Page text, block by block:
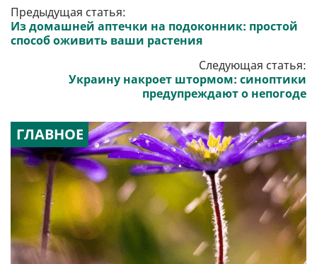
Предыдущая статья:
Из домашней аптечки на подоконник: простой
способ оживить ваши растения
Следующая статья:
Украину накроет штормом: синоптики
предупреждают о непогоде
ГЛАВНОЕ